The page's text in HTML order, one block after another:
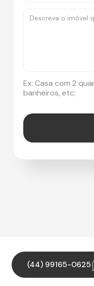
Ex: Casa com 2
banheiros, etc;
(44) 99165-0625